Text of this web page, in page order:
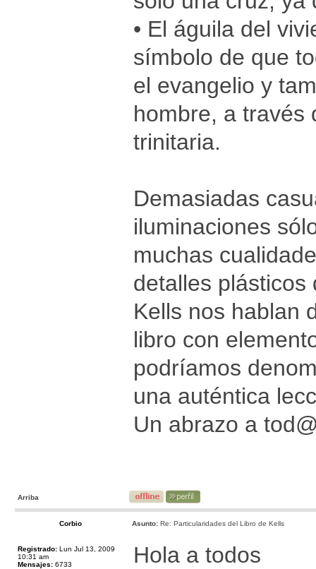
• El águila del
símbolo de que
el evangelio y
hombre, a través
trinitaria.
Demasiadas
iluminaciones
muchas
detalles plásticos
Kells nos hablan
libro con
podríamos
una auténtica
Un abrazo a
Arriba
Corbio Asunto: Re: Particularidades del Libro de Kells
Registrado: Lun Jul 13, 2009
10:31 am
Mensajes: 6733 Hola a todos